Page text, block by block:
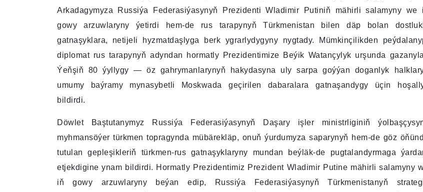
Arkadagymyza Russiýa Federasiýasynyň Prezidenti Wladimir Putiniň mähirli salamyny we
gowy arzuwlaryny ýetirdi hem-de rus tarapynyň Türkmenistan bilen däp bolan
gatnaşyklara, netijeli hyzmatdaşlyga berk ygrarlydygyny nygtady. Mümkinçilikden
diplomat rus tarapynyň adyndan hormatly Prezidentimize Beýik Watançylyk urşunda
Ýeňşiň 80 ýyllygy — öz gahrymanlarynyň hakydasyna uly sarpa goýýan doganlyk
umumy baýramy mynasybetli Moskwada geçirilen dabaralara gatnaşandygy üçin
bildirdi.
Döwlet Baştutanymyz Russiýa Federasiýasynyň Daşary işler ministrliginiň
myhmansöýer türkmen topragynda mübärekläp, onuň ýurdumyza saparynyň hem-de göz
tutulan gepleşikleriň türkmen-rus gatnaşyklaryny mundan beýläk-de pugtalandyrmaga
etjekdigine ynam bildirdi. Hormatly Prezidentimiz Prezident Wladimir Putine mähirli salamyny
iň gowy arzuwlaryny beýan edip, Russiýa Federasiýasynyň Türkmenistanyň